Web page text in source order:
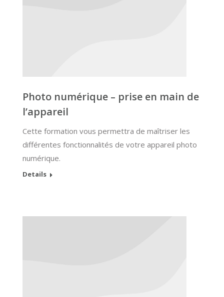
Photo numérique – prise en main de
l’appareil
Cette formation vous permettra de maîtriser les
différentes fonctionnalités de votre appareil photo
numérique.
Details